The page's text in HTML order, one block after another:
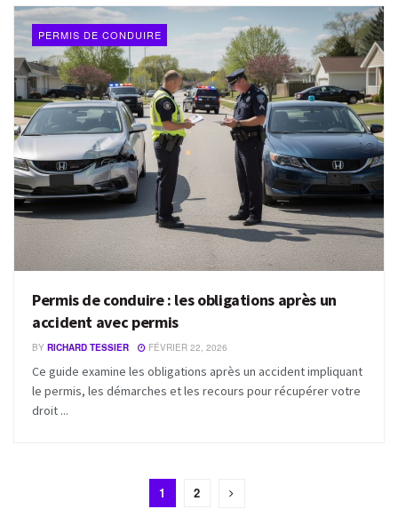
PERMIS DE CONDUIRE
Permis de conduire : les obligations après un
accident avec permis
BY RICHARD TESSIER FÉVRIER 22, 2026
Ce guide examine les obligations après un accident impliquant
le permis, les démarches et les recours pour récupérer votre
droit ...
1 2